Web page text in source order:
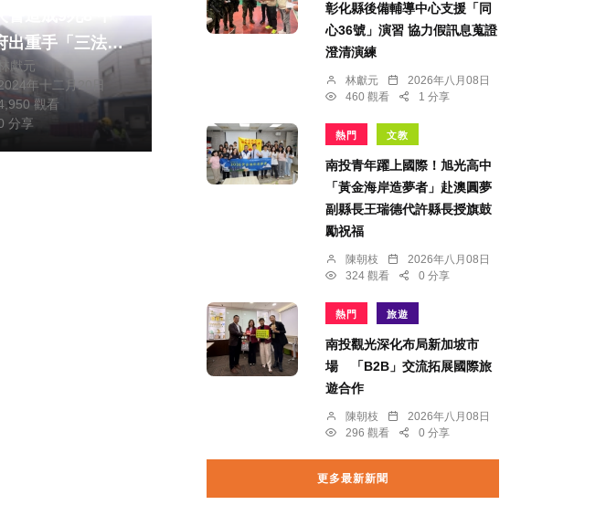
造成9死8 中
出重手「三法併
獻元
年十二月20日
觀看
分享
彰化縣後備輔導中心支援「同
心36號」演習 協力假訊息蒐證
澄清演練
林獻元
2026年八月08日
460 觀看
1 分享
熱門 文教
南投青年躍上國際！旭光高中
「黃金海岸造夢者」赴澳圓夢
副縣長王瑞德代許縣長授旗鼓
勵祝福
陳朝枝
2026年八月08日
324 觀看
0 分享
熱門 旅遊
南投觀光深化布局新加坡市
場 「B2B」交流拓展國際旅
遊合作
陳朝枝
2026年八月08日
296 觀看
0 分享
更多最新新聞